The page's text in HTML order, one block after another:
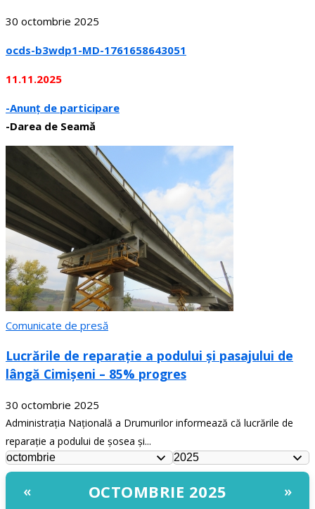
30 octombrie 2025
ocds-b3wdp1-MD-1761658643051
11.11.2025
-Anunț de participare
-Darea de Seamă
Comunicate de presă
Lucrările de reparație a podului și pasajului de
lângă Cimișeni – 85% progres
30 octombrie 2025
Administrația Națională a Drumurilor informează că lucrările de
reparație a podului de șosea și...
« OCTOMBRIE 2025 »